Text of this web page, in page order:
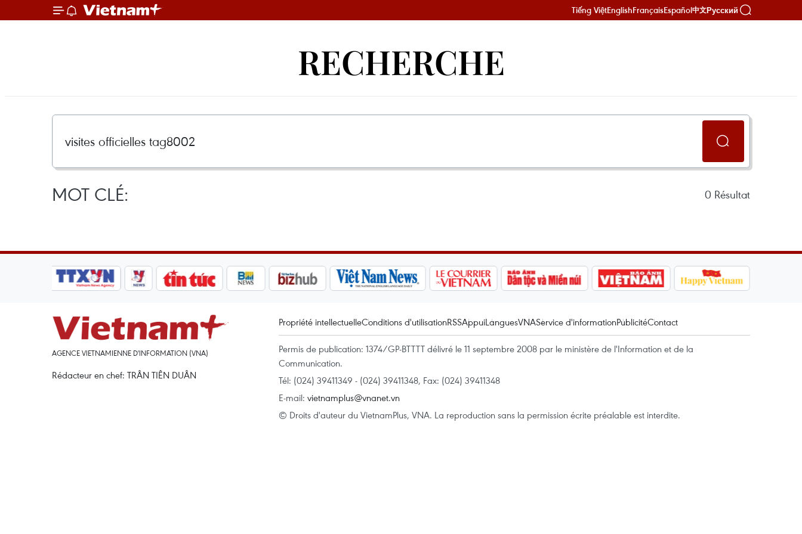
Tiếng ViệtEnglishFrançaisEspañol中文Русский
RECHERCHE
MOT CLÉ: 0 Résultat
AGENCE VIETNAMIENNE D'INFORMATION (VNA)
Rédacteur en chef: TRÂN TIÊN DUÂN
Propriété intellectuelleConditions d'utilisationRSSAppuiLanguesVNAService d'informationPublicitéContact
Permis de publication: 1374/GP-BTTTT délivré le 11 septembre 2008 par le ministère de l'Information et de la
Communication.
Tél: (024) 39411349 - (024) 39411348, Fax: (024) 39411348
E-mail: vietnamplus@vnanet.vn
© Droits d'auteur du VietnamPlus, VNA. La reproduction sans la permission écrite préalable est interdite.